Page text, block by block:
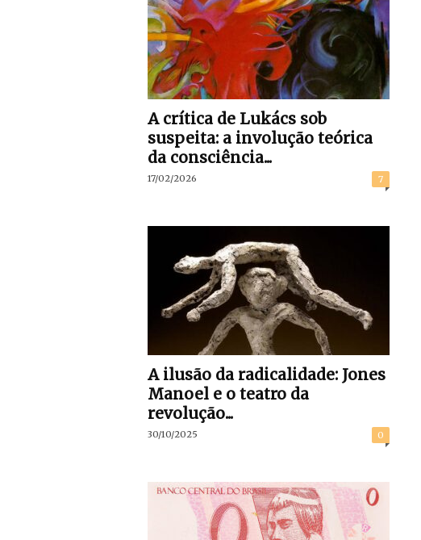
A crítica de Lukács sob
suspeita: a involução teórica
da consciência...
17/02/2026 7
A ilusão da radicalidade: Jones
Manoel e o teatro da
revolução...
30/10/2025 0